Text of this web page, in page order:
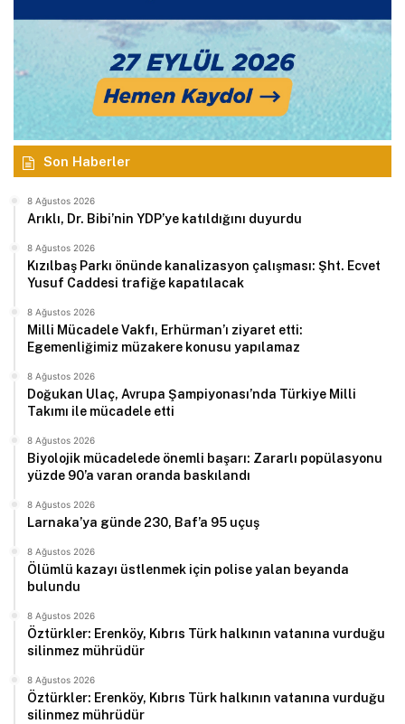
Son Haberler
8 Ağustos 2026
Arıklı, Dr. Bibi’nin YDP’ye katıldığını duyurdu
8 Ağustos 2026
Kızılbaş Parkı önünde kanalizasyon çalışması: Şht. Ecvet
Yusuf Caddesi trafiğe kapatılacak
8 Ağustos 2026
Milli Mücadele Vakfı, Erhürman’ı ziyaret etti:
Egemenliğimiz müzakere konusu yapılamaz
8 Ağustos 2026
Doğukan Ulaç, Avrupa Şampiyonası’nda Türkiye Milli
Takımı ile mücadele etti
8 Ağustos 2026
Biyolojik mücadelede önemli başarı: Zararlı popülasyonu
yüzde 90’a varan oranda baskılandı
8 Ağustos 2026
Larnaka’ya günde 230, Baf’a 95 uçuş
8 Ağustos 2026
Ölümlü kazayı üstlenmek için polise yalan beyanda
bulundu
8 Ağustos 2026
Öztürkler: Erenköy, Kıbrıs Türk halkının vatanına vurduğu
silinmez mührüdür
8 Ağustos 2026
Öztürkler: Erenköy, Kıbrıs Türk halkının vatanına vurduğu
silinmez mührüdür